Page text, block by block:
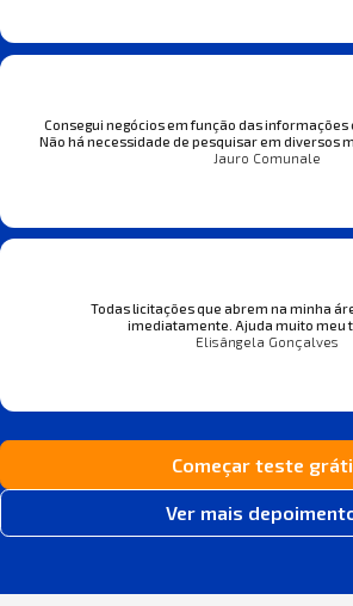
Consegui negócios em função das informações
Não há necessidade de pesquisar em diversos
Jauro Comunale
Todas licitações que abrem na minha
imediatamente. Ajuda muito meu
Elisângela Gonçalves
Começar teste
Ver mais